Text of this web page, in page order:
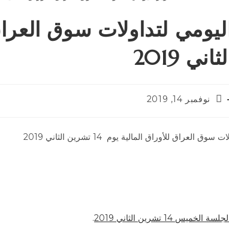
2019
نوفمبر 14, 2019
للأوراق المالية يوم 14 تشرين الثاني 2019
14 تشرين الثاني 2019 .